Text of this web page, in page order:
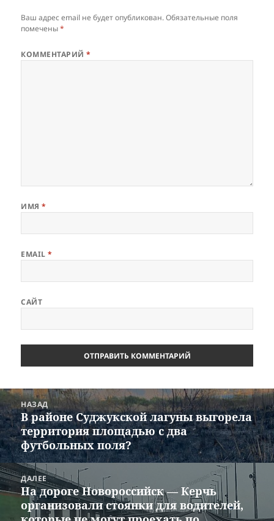
Ваш адрес email не будет опубликован. Обязательные поля
помечены*
КОММЕНТАРИЙ*
ИМЯ*
EMAIL*
САЙТ
Навигация
по
записям
НАЗАД
Предыдущая
запись:
В районе Суджукской лагуны выгорела
территория площадью с два
футбольных поля?
ДАЛЕЕ
Следующая
запись:
На дороге Новороссийск — Керчь
организовали стоянки для водителей,